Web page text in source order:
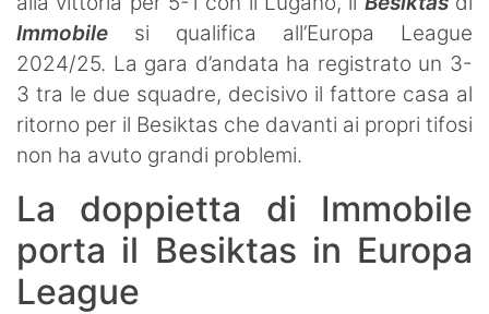
Immobile si qualifica all’Europa League
2024/25. La gara d’andata ha registrato un 3-
3 tra le due squadre, decisivo il fattore casa al
ritorno per il Besiktas che davanti ai propri tifosi
non ha avuto grandi problemi.
La doppietta di Immobile
porta il Besiktas in Europa
League